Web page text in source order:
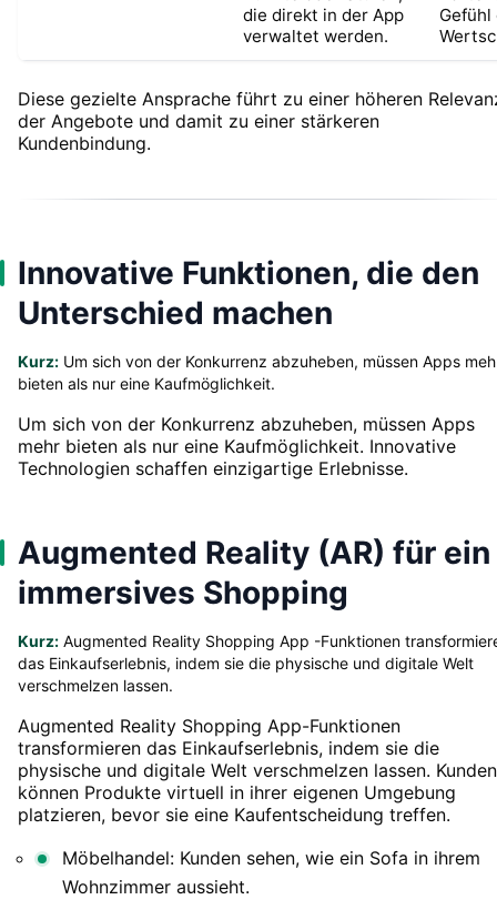
die direkt in der App
verwaltet werden.
Gefühl
Diese gezielte Ansprache führt zu einer höheren
der Angebote und damit zu einer stärkeren
Kundenbindung.
Innovative Funktionen, die den
Unterschied machen
Kurz: Um sich von der Konkurrenz abzuheben, müssen Apps
bieten als nur eine Kaufmöglichkeit.
Um sich von der Konkurrenz abzuheben, müssen Apps
mehr bieten als nur eine Kaufmöglichkeit. Innovative
Technologien schaffen einzigartige Erlebnisse.
Augmented Reality (AR) für ein
immersives Shopping
Kurz: Augmented Reality Shopping App -Funktionen
das Einkaufserlebnis, indem sie die physische und digitale Welt
verschmelzen lassen.
Augmented Reality Shopping App-Funktionen
transformieren das Einkaufserlebnis, indem sie die
physische und digitale Welt verschmelzen lassen. Kunden
können Produkte virtuell in ihrer eigenen Umgebung
platzieren, bevor sie eine Kaufentscheidung treffen.
Möbelhandel: Kunden sehen, wie ein Sofa in ihrem
Wohnzimmer aussieht.